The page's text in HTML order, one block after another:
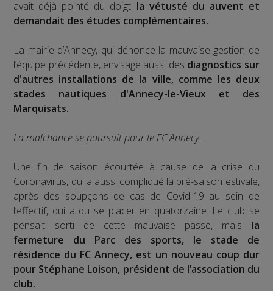
avait déjà pointé du doigt la vétusté du auvent et
demandait des études complémentaires.
La mairie d’Annecy, qui dénonce la mauvaise gestion de
l’équipe précédente, envisage aussi des diagnostics sur
d'autres installations de la ville, comme les deux
stades nautiques d'Annecy-le-Vieux et des
Marquisats.
La malchance se poursuit pour le FC Annecy.
Une fin de saison écourtée à cause de la crise du
Coronavirus, qui a aussi compliqué la pré-saison estivale,
après des soupçons de cas de Covid-19 au sein de
l’effectif, qui a du se placer en quatorzaine. Le club se
pensait sorti de cette mauvaise passe, mais la
fermeture du Parc des sports, le stade de
résidence du FC Annecy, est un nouveau coup dur
pour Stéphane Loison, président de l’association du
club.